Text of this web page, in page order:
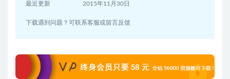
最近更新 2015年11月30日
下载遇到问题？可联系客服或留言反馈